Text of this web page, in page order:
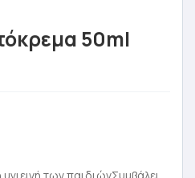
50ml